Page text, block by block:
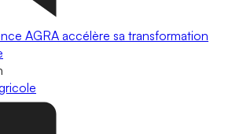
AGRA accélère sa transformation